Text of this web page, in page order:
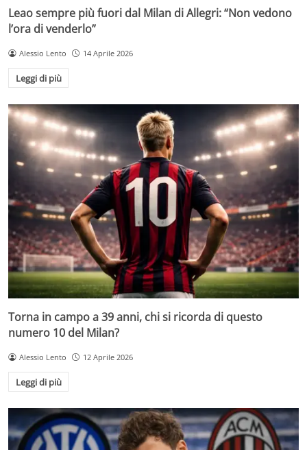
Leao sempre più fuori dal Milan di Allegri: “Non vedono
l’ora di venderlo”
Alessio Lento 14 Aprile 2026
Leggi di più
Torna in campo a 39 anni, chi si ricorda di questo
numero 10 del Milan?
Alessio Lento 12 Aprile 2026
Leggi di più